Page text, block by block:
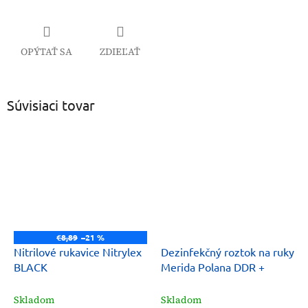
OPÝTAŤ SA ZDIEĽAŤ
Súvisiaci tovar
€8,89 –21 %
Nitrilové rukavice Nitrylex
BLACK
Skladom
Dezinfekčný roztok na ruky
Merida Polana DDR +
Skladom